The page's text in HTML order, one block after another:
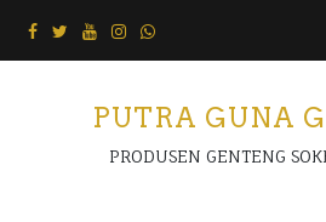
PUTRA GUNA
PRODUSEN GENTENG